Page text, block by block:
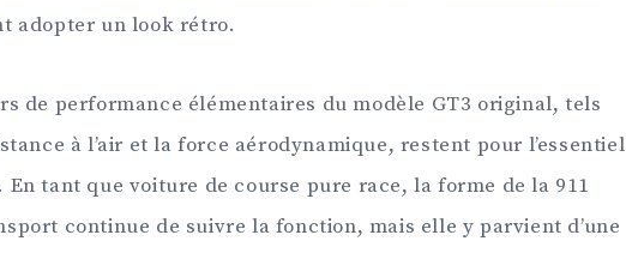
adopter un look rétro.
de performance élémentaires du modèle GT3 original, tels
à l’air et la force aérodynamique, restent pour l’essentiel
En tant que voiture de course pure race, la forme de la 911
continue de suivre la fonction, mais elle y parvient d’une